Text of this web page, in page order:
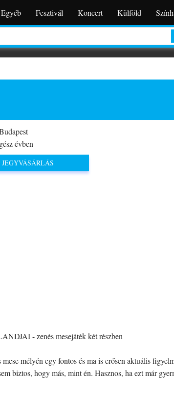
Egyéb Fesztivál Koncert Külföld
évben
JEGYVÁSÁRLÁS
- zenés mesejáték két részben
mélyén egy fontos és ma is erősen aktuális
biztos, hogy más, mint én. Hasznos, ha ezt már